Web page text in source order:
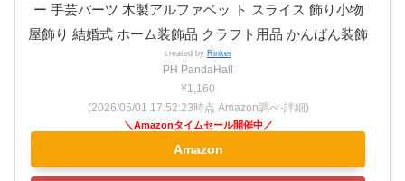
ー 手芸パーツ 木製アルファベッ ト スライス 飾り小物
屋飾り 結婚式 ホーム装飾品 クラフト用品 かんばん装飾
created by Rinker
PH PandaHall
¥1,160
(2026/05/01 17:52:23時点 Amazon調べ-詳細)
Amazon